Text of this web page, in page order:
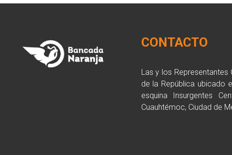
CONTACTO
Las y los
de la República ubicado
esquina Insurgentes
Cuauhtémoc, Ciudad de